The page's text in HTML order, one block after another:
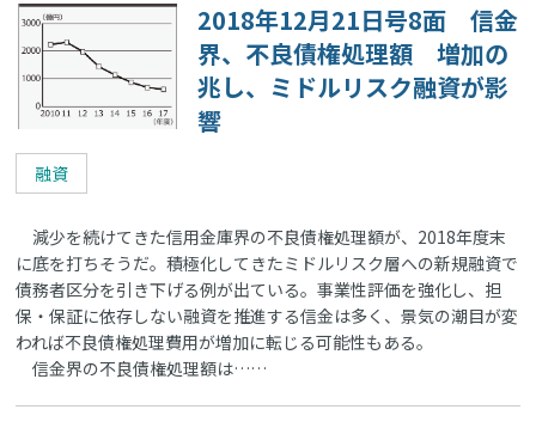
2018年12月21日号8面 信金
界、不良債権処理額 増加の
兆し、ミドルリスク融資が影
響
融資
減少を続けてきた信用金庫界の不良債権処理額が、2018年度末
に底を打ちそうだ。積極化してきたミドルリスク層への新規融資で
債務者区分を引き下げる例が出ている。事業性評価を強化し、担
保・保証に依存しない融資を推進する信金は多く、景気の潮目が変
われば不良債権処理費用が増加に転じる可能性もある。
信金界の不良債権処理額は……